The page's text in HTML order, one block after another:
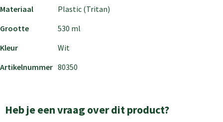
Materiaal
Plastic (Tritan)
Grootte
530 ml
Kleur
Wit
Artikelnummer 80350
Heb je een vraag over dit product?